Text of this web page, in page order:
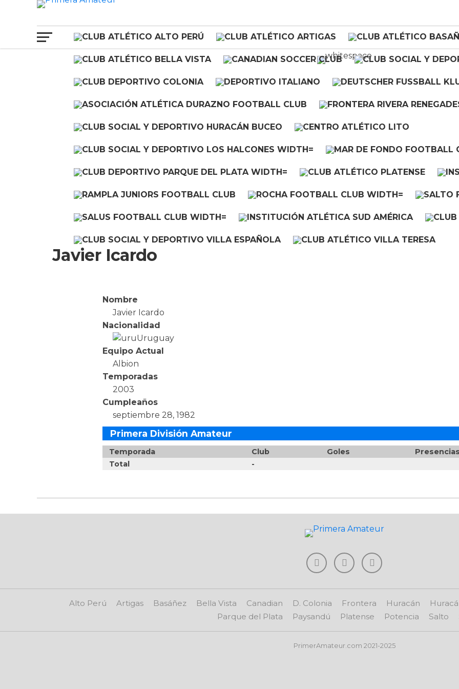
Javier Icardo
Nombre
Javier Icardo
Nacionalidad
Uruguay
Equipo Actual
Albion
Temporadas
2003
Cumpleaños
septiembre 28, 1982
Primera División Amateur
Temporada Club Goles
Total
-
Alto Perú Artigas Basáñez Bella Vista Canadian D. Colonia Frontera Huracán
Parque del Plata
Paysandú Platense Potencia Salto
PrimerAmateur.com 2021-2025